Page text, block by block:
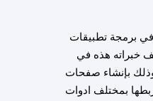
في برمجة تطبيقات
خبراته هذه في
وذلك بإنشاء صفحات
بمختلف ادوات